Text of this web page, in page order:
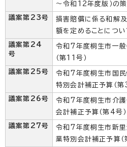
～令和12年度版）の
議案第23号
損害賠償に係る和解
額を定めることについ
議案第24
号
令和7年度桐生市一
（第11号）
議案第25号
令和7年度桐生市国
特別会計補正予算（第
議案第26号
令和7年度桐生市介護
会計補正予算（第4号）
議案第27号
令和7年度桐生市新里
業特別会計補正予算（